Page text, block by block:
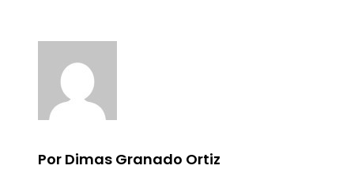
Por Dimas Granado Ortiz